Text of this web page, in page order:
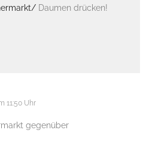
Daumen drücken!
11:50 Uhr
gegenüber